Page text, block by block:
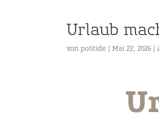
Urlaub
vonpolitide |Mai 22, 2026 |